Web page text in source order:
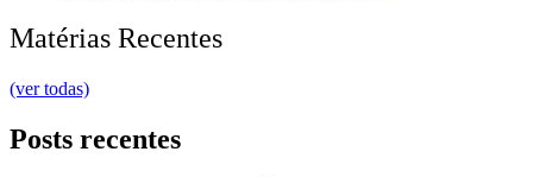
Matérias Recentes
(ver todas)
Posts recentes